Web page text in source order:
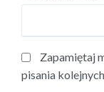
Zapamiętaj
pisania